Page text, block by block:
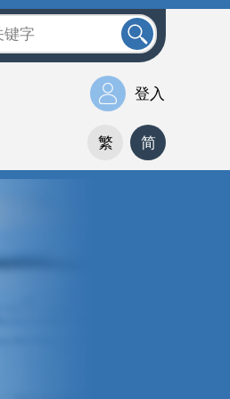
登入
繁 简